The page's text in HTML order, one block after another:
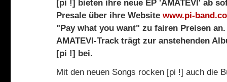
[pi !] bieten ihre neue EP 'AMATEVI' ab
Presale über ihre Website www.pi-
"Pay what you want" zu fairen Preisen
AMATEVI-Track trägt zur anstehenden
[pi !] bei.
Mit den neuen Songs rocken [pi !] auch die